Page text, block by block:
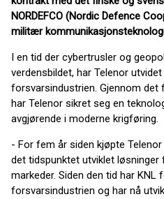
NORDEFCO (Nordic Defence
militær
I en tid der cybertrusler og
verdensbildet, har Telenor
forsvarsindustrien. Gjennom det
har Telenor sikret seg en
avgjørende i moderne krigføring.
- For fem år siden kjøpte
det tidspunktet utviklet
markeder. Siden den tid har KNL
forsvarsindustrien og har nå